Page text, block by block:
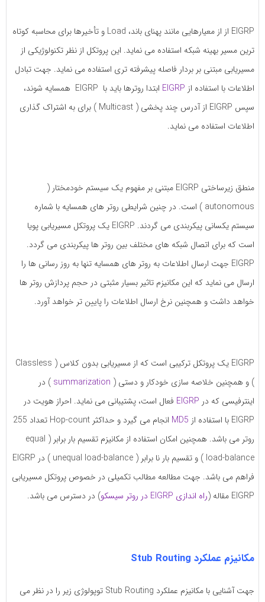
EIGRP از از معیارهایی مانند پهنای باند، Load و تأخیرها برای محاسبه کوتاه
ترین مسیر بهینه شبکه استفاده می نماید. این پروتکل از نظر تکنولوژیکی از
مسیریابی مبتنی بر بردار فاصله پیشرفته تری استفاده می نماید. جهت تبادل
اطلاعات با استفاده از EIGRP
ابتدا روترها باید با EIGRP همسایه شوند،
سپس EIGRP از آدرس چند پخشی ( Multicast ) برای به اشتراک گذاری
اطلاعات استفاده می نماید.
منطق زیرساختی EIGRP مبتنی بر مفهوم یک سیستم خودمختار (
autonomous ) است. در چنین شرایطی روتر های همسایه با شماره
سیستم یکسانی پیکربندی می گردند. EIGRP یک پروتکل مسیریابی پویا
است که برای اتصال شبکه های مختلف بین روتر ها پیکربندی می گردد.
EIGRP جهت ارسال اطلاعات به روتر های همسایه تنها به روز رسانی ها را
ارسال می نماید که این مکانیزم تاثیر بسیار مثبتی در حجم پردازش روتر ها
خواهد داشت و همچنین نرخ ارسال اطلاعات را پایین تر خواهد آورد.
EIGRP یک پروتکل ترکیبی است که از مسیریابی بدون کلاس ( Classless
) و همچنین خلاصه سازی خودکار و دستی ( summarization) در
اینترفیسی که در EIGRPفعال است، پشتیبانی می نماید. احراز هویت در
EIGRP با استفاده از
MD5
انجام می گیرد و حداکثر Hop-count تعداد 255
روتر می باشد. همچنین امکان استفاده از مکانیزم تقسیم بار برابر ( equal
load-balance ) و تقسیم بار نا برابر ( unequal load-balance ) در EIGRP
فراهم می باشد. جهت مطالعه مطالب تکمیلی در خصوص پروتکل مسیریابی
EIGRP مقاله (
راه اندازی EIGRP در روتر سیسکو ) در دسترس می باشد.
مکانیزم عملکرد Stub Routing
جهت آشنایی با مکانیزم عملکرد Stub Routing توپولوژی زیر را در نظر می